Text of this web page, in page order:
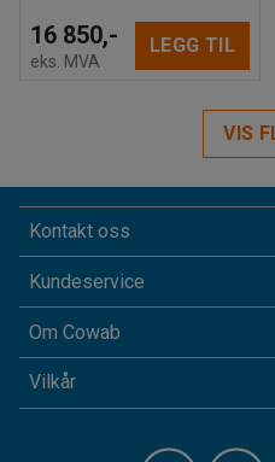
16 850,-
eks. MVA
LEGG TIL
VIS
Kontakt oss
Kundeservice
Om Cowab
Vilkår